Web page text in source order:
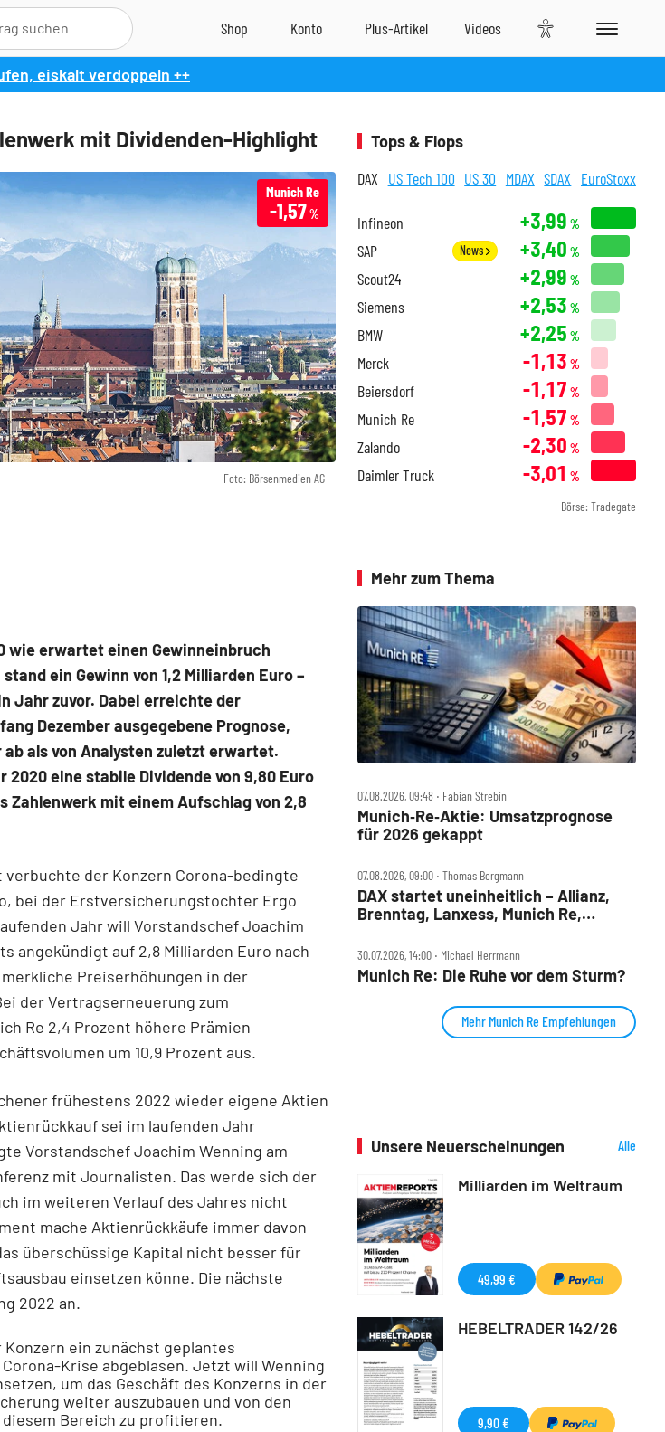
eiskalt verdoppeln ++
mit Dividenden-Highlight
Foto: Börsenmedien AG
Munich Re
-1,57%
wie erwartet einen Gewinneinbruch
ein Gewinn von 1,2 Milliarden Euro –
Jahr zuvor. Dabei erreichte der
Dezember ausgegebene Prognose,
als von Analysten zuletzt erwartet.
eine stabile Dividende von 9,80 Euro
mit einem Aufschlag von 2,8
der Konzern Corona-bedingte
bei der Erstversicherungstochter Ergo
Jahr will Vorstandschef Joachim
angekündigt auf 2,8 Milliarden Euro nach
Preiserhöhungen in der
der Vertragserneuerung zum
Re 2,4 Prozent höhere Prämien
um 10,9 Prozent aus.
frühestens 2022 wieder eigene Aktien
sei im laufenden Jahr
Vorstandschef Joachim Wenning am
mit Journalisten. Das werde sich der
im weiteren Verlauf des Jahres nicht
mache Aktienrückkäufe immer davon
überschüssige Kapital nicht besser für
einsetzen könne. Die nächste
2022 an.
ein zunächst geplantes
Krise abgeblasen. Jetzt will Wenning
um das Geschäft des Konzerns in der
weiter auszubauen und von den
Bereich zu profitieren.
Tops & Flops
DAX US Tech 100 US 30 MDAX SDAX EuroStoxx
Infineon +3,99 %
SAP News +3,40 %
Scout24 +2,99 %
Siemens +2,53 %
BMW +2,25 %
Merck -1,13 %
Beiersdorf -1,17 %
Munich Re -1,57 %
Zalando -2,30 %
Daimler Truck -3,01 %
Börse: Tradegate
Mehr zum Thema
07.08.2026, 09:48 ‧ Fabian Strebin
Munich‑Re‑Aktie: Umsatzprognose
für 2026 gekappt
07.08.2026, 09:00 ‧ Thomas Bergmann
DAX startet uneinheitlich – Allianz,
Brenntag, Lanxess, Munich Re,
30.07.2026, 14:00 ‧ Michael Herrmann
Munich Re: Die Ruhe vor dem Sturm?
Mehr Munich Re Empfehlungen
Unsere Neuerscheinungen
Alle
Milliarden im Weltraum
49,99 €
HEBELTRADER 142/26
9,90 €